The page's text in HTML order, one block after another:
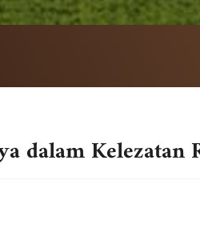
dalam Kelezatan